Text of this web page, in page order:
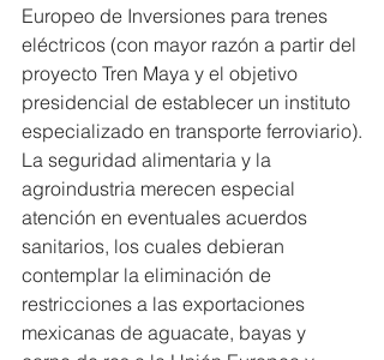
Europeo de Inversiones para trenes
eléctricos (con mayor razón a partir del
proyecto Tren Maya y el objetivo
presidencial de establecer un instituto
especializado en transporte ferroviario).
La seguridad alimentaria y la
agroindustria merecen especial
atención en eventuales acuerdos
sanitarios, los cuales debieran
contemplar la eliminación de
restricciones a las exportaciones
mexicanas de aguacate, bayas y